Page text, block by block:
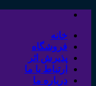
Skip
contentخانه
فروشگاه
پذیرش اثر
ارتباط با ما
درباره ما